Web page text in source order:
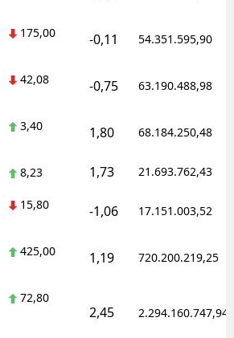
175,00 -0,11 54.351.595,90
42,08 -0,75 63.190.488,98
3,40 1,80 68.184.250,48
8,23 1,73 21.693.762,43
15,80 -1,06 17.151.003,52
425,00 1,19 720.200.219,25
72,80
2,45 2.294.160.747,94